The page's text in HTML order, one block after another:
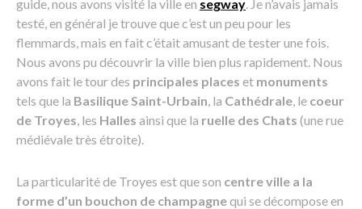
guide, nous avons visité la ville en segway. Je n’avais jamais
testé, en général je trouve que c’est un peu pour les
flemmards, mais en fait c’était amusant de tester une fois.
Nous avons pu découvrir la ville bien plus rapidement. Nous
avons fait le tour des principales places et monuments
tels que la Basilique Saint-Urbain, la Cathédrale, le coeur
de Troyes, les Halles ainsi que la ruelle des Chats (une rue
médiévale très étroite).
La particularité de Troyes est que son centre ville a la
forme d’un bouchon de champagnequi se décompose en